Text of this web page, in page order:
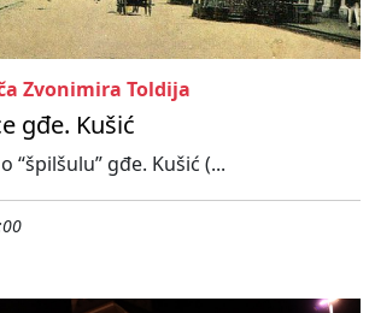
Zvonimira Toldija
gđe. Kušić
“špilšulu” gđe. Kušić (...